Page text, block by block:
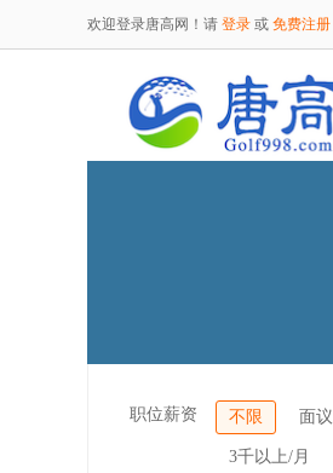
欢迎登录唐高网！请 登录 或 免费注册
职位薪资 不限 面议
3千以上/月